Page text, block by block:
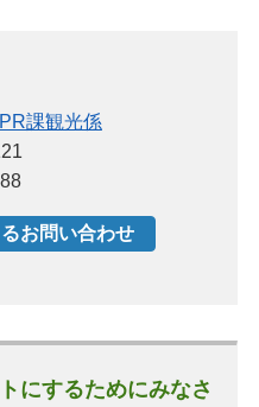
課観光係
にするためにみなさ